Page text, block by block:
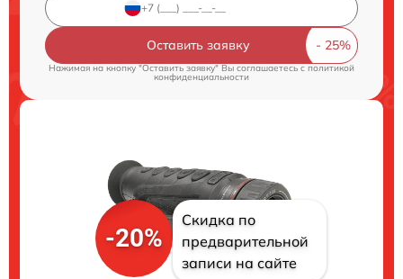
Оставить заявку
Нажимая на кнопку "Оставить заявку" Вы соглашаетесь cполитикой
конфиденциальности
-20%
Скидка по
предварительной
записи на сайте